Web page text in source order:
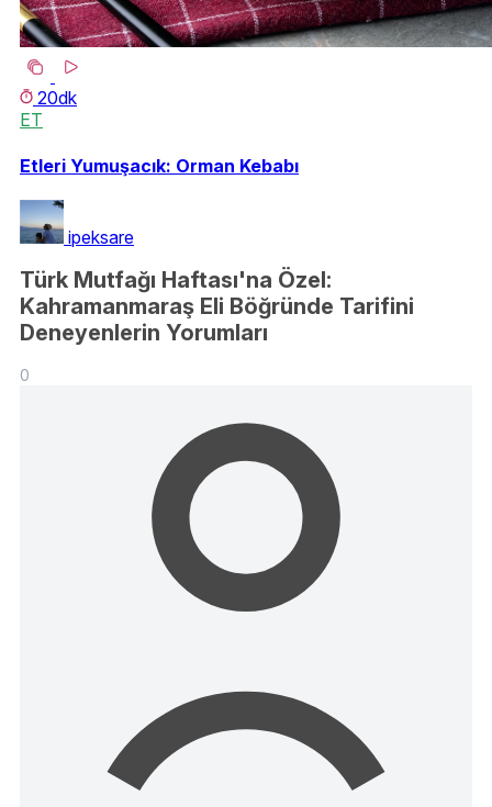
20dk
ET
Etleri Yumuşacık: Orman Kebabı
ipeksare
Türk Mutfağı Haftası'na Özel:
Kahramanmaraş Eli Böğründe Tarifini
Deneyenlerin Yorumları
0